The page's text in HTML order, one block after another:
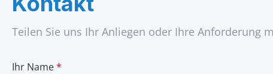
Teilen Sie uns Ihr Anliegen oder Ihre Anforderung
Ihr Name*